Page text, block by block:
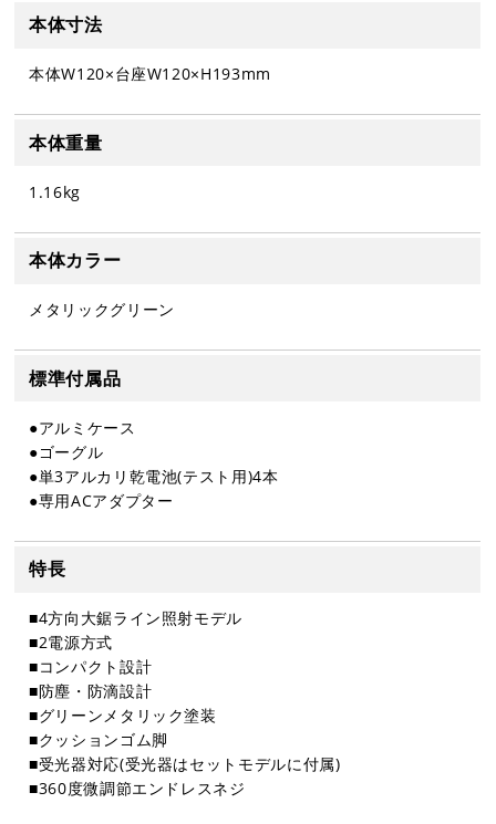
本体寸法
本体W120×台座W120×H193mm
本体重量
1.16kg
本体カラー
メタリックグリーン
標準付属品
●アルミケース
●ゴーグル
●単3アルカリ乾電池(テスト用)4本
●専用ACアダプター
特長
■4方向大鋸ライン照射モデル
■2電源方式
■コンパクト設計
■防塵・防滴設計
■グリーンメタリック塗装
■クッションゴム脚
■受光器対応(受光器はセットモデルに付属)
■360度微調節エンドレスネジ